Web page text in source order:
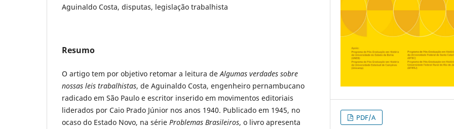
Aguinaldo Costa, disputas, legislação trabalhista
Resumo
O artigo tem por objetivo retomar a leitura deAlgumas verdades sobre
nossas leis trabalhistas, de Aguinaldo Costa, engenheiro pernambucano
radicado em São Paulo e escritor inserido em movimentos editoriais
liderados por Caio Prado Júnior nos anos 1940. Publicado em 1945, no
ocaso do Estado Novo, na série Problemas Brasileiros, o livro apresenta
PDF/A